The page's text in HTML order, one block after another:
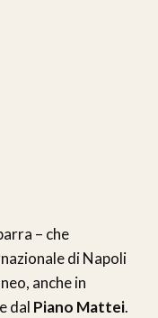
– che
di Napoli
anche in
dal Piano Mattei.